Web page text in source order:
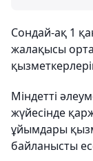
Сондай-ақ 1
жалақысы
Міндетті
жүйесінде
ұйымдары
байланысты